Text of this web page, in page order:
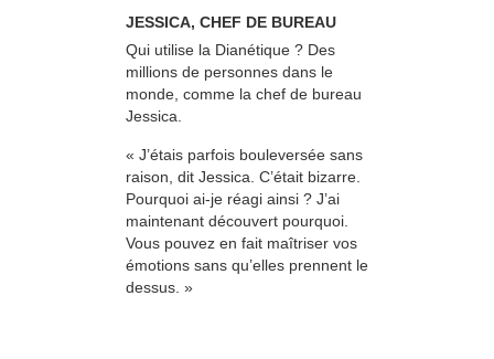
JESSICA, CHEF DE BUREAU
Qui utilise la Dianétique ? Des
millions de personnes dans le
monde, comme la chef de bureau
Jessica.
« J’étais parfois bouleversée sans
raison, dit Jessica. C’était bizarre.
Pourquoi ai-je réagi ainsi ? J’ai
maintenant découvert pourquoi.
Vous pouvez en fait maîtriser vos
émotions sans qu’elles prennent le
dessus. »